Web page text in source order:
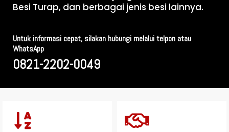
Besi Turap, dan berbagai jenis besi lainnya.
Untuk informasi cepat, silakan hubungi melalui telpon atau
WhatsApp
0821-2202-0049